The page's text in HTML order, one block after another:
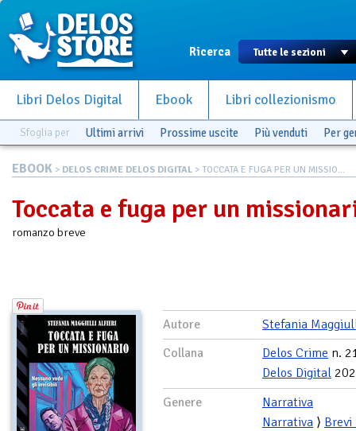
Ricerca
Libri Delos Digital Ebook Libri collezionismo
Sfoglia per Ultimi arrivi Prossime uscite Più venduti Per
EBOOK > DELOS CRIME DELOS DIGITAL > TOCCATA E FUGA PER UN MISSIO...
Toccata e fuga per un
romanzo breve
Autore
Stefania
Collana
Delos Crime n.
Delos Digital
Genere
Narrativa
Narrativa ⟩ Brevi